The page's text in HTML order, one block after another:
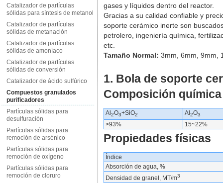
Catalizador de partículas
sólidas para síntesis de metanol
Catalizador de partículas
sólidas de metanación
Catalizador de partículas
sólidas de amoníaco
Catalizador de partículas
sólidas de conversión
Catalizador de ácido sulfúrico
Compuestos granulados
purificadores
Partículas sólidas para
desulfuración
Partículas sólidas para
remoción de arsénico
Partículas sólidas para
remoción de oxígeno
Partículas sólidas para
remoción de cloruro
gases y líquidos dentro del reactor.
Gracias a su calidad confiable y
soporte cerámico inerte son
petrolero, ingeniería química,
etc.
Tamaño Normal: 3mm, 6mm, 9mm,
1. Bola de soporte
Composición química
Al 2O3+SiO2 Al 2O3
>93% 15~22%
Propiedades físicas
Índice
Absorción de agua, %
Densidad de granel, MT/m3